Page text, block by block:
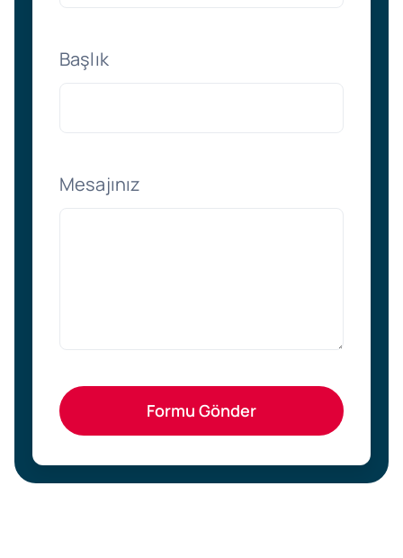
Başlık
Mesajınız
Formu Gönder